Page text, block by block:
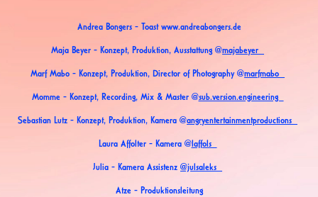
Andrea Bongers - Toast www.andreabongers.de
Maja Beyer - Konzept, Produktion, Ausstattung @majabeyer
Marf Mabo - Konzept, Produktion, Director of Photography @marfmabo
Momme - Konzept, Recording, Mix & Master @sub.version.engineering
Sebastian Lutz - Konzept, Produktion, Kamera @angryentertainmentproductions
Laura Affolter - Kamera @laffols
Julia - Kamera Assistenz @julsaleks
Atze - Produktionsleitung